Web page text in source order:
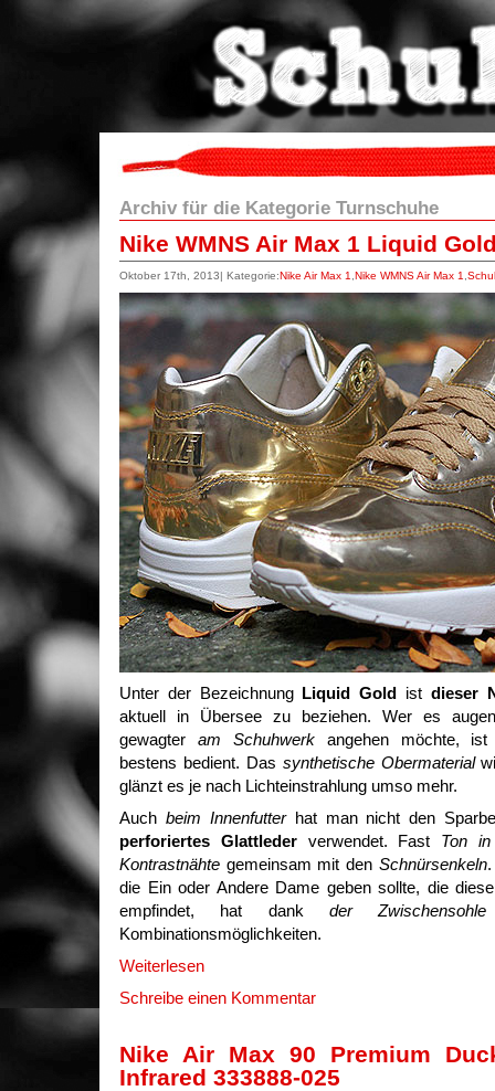
Archiv für die Kategorie Turnschuhe
Nike WMNS Air Max 1 Liquid
Oktober 17th, 2013| Kategorie:Nike Air Max 1 Nike WMNS Air Max 1
Unter der Bezeichnung Liquid Gold ist dieser
aktuell in Übersee zu beziehen. Wer es
gewagter am Schuhwerkangehen möchte, ist
bestens bedient. Das synthetische Obermaterial
glänzt es je nach Lichteinstrahlung umso mehr.
Auch beim Innenfutterhat man nicht den
perforiertes Glattlederverwendet. Fast Ton
Kontrastnähte gemeinsam mit den Schnürsenkeln.
die Ein oder Andere Dame geben sollte, die
empfindet, hat dank der Zwischensohle
Kombinationsmöglichkeiten.
Weiterlesen
Schreibe einen Kommentar
Nike Air Max 90 Premium
Infrared 333888-025